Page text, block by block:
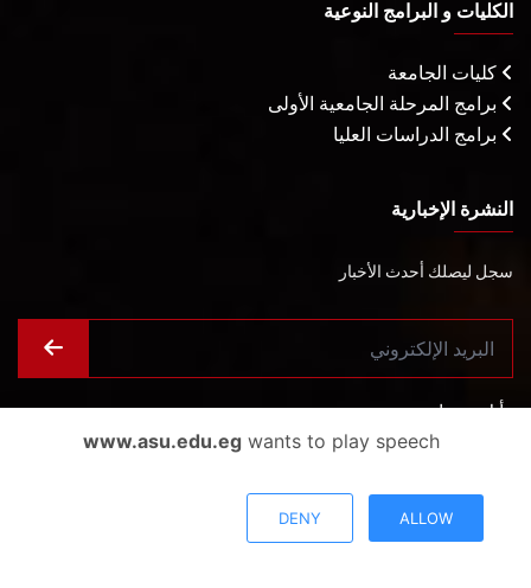
الكليات و البرامج النوعية
كليات الجامعة
برامج المرحلة الجامعية الأولى
برامج الدراسات العليا
النشرة الإخبارية
سجل ليصلك أحدث الأخبار
رأيك يهمنا
www.asu.edu.egwants to play speech
DENY ALLOW